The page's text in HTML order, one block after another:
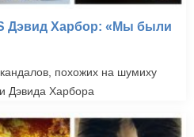
Дэвид Харбор: «Мы были
похожих на шумиху
Дэвида Харбора